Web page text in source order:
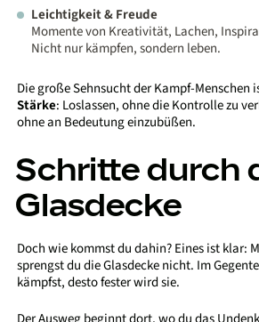
Leichtigkeit & Freude
Momente von Kreativität, Lachen,
Nicht nur kämpfen, sondern leben.
Die große Sehnsucht der Kampf-Menschen
Stärke: Loslassen, ohne die Kontrolle zu
ohne an Bedeutung einzubüßen.
Schritte durch
Glasdecke
Doch wie kommst du dahin? Eines ist klar:
sprengst du die Glasdecke nicht. Im
kämpfst, desto fester wird sie.